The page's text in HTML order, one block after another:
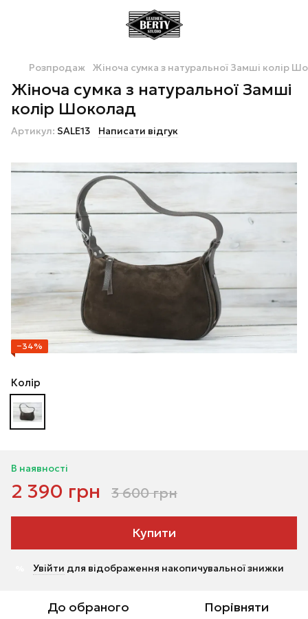
Розпродаж Жіноча сумка з натуральної Замші колір
Жіноча сумка з натуральної Замші
колір Шоколад
Артикул: SALE13 Написати відгук
−34%
Колір
В наявності
2 390 грн 3 600 грн
Купити
Увійти для відображення накопичувальної знижки
До обраного Порівняти